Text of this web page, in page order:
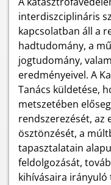
interdiszciplináris
kapcsolatban áll a
hadtudomány, a
jogtudomány,
eredményeivel. A
Tanács küldetése,
metszetében
rendszerezését, az
ösztönzését, a
tapasztalatain
feldolgozását,
kihívásaira